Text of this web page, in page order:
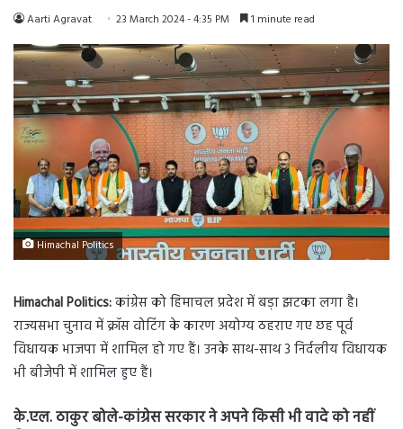
Aarti Agravat 23 March 2024 - 4:35 PM 1 minute read
Himachal Politics
Himachal Politics:कांग्रेस को हिमाचल प्रदेश में बड़ा झटका लगा है।
राज्यसभा चुनाव में क्रॉस वोटिंग के कारण अयोग्य ठहराए गए छह पूर्व
विधायक भाजपा में शामिल हो गए हैं। उनके साथ-साथ 3 निर्दलीय विधायक
भी बीजेपी में शामिल हुए हैं।
के.एल. ठाकुर बोले-कांग्रेस सरकार ने अपने किसी भी वादे को नहीं